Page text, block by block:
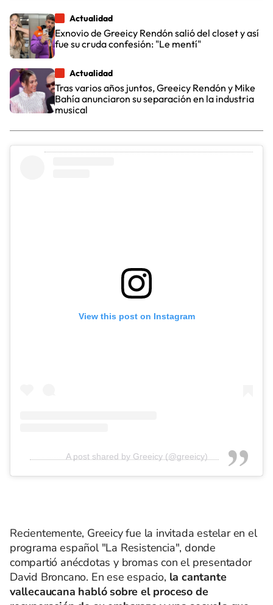
Actualidad
Exnovio de Greeicy Rendón salió del closet y así
fue su cruda confesión: "Le mentí"
Actualidad
Tras varios años juntos, Greeicy Rendón y Mike
Bahía anunciaron su separación en la industria
musical
View this post on Instagram
A post shared by Greeicy (@greeicy)
Recientemente, Greeicy fue la invitada estelar en el
programa español "La Resistencia", donde
compartió anécdotas y bromas con el presentador
David Broncano. En ese espacio, la cantante
vallecaucana habló sobre el proceso de